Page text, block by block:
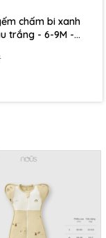
chấm bi xanh
trắng - 6-9M -